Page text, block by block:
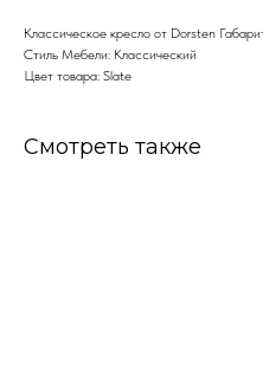
Классическое кресло от Dorsten
Стиль Мебели: Классический
Цвет товара: Slate
Смотреть также